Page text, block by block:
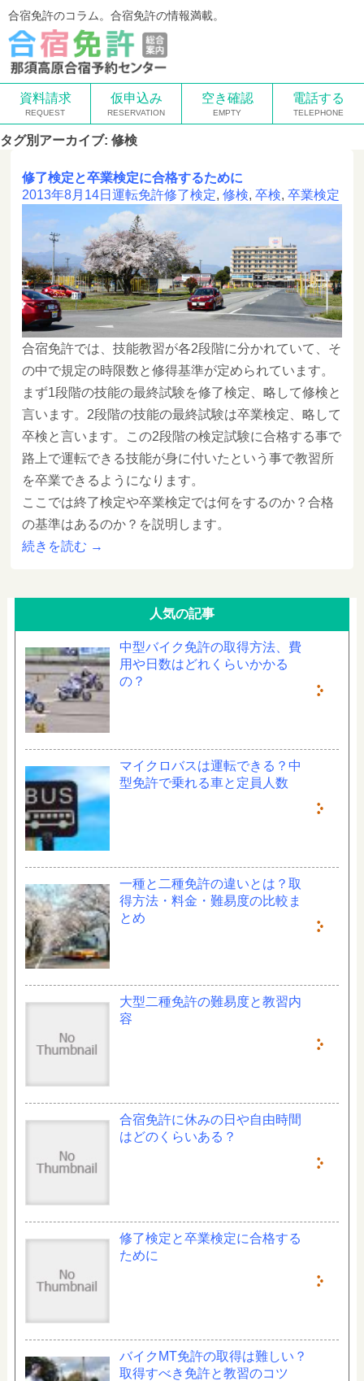
合宿免許のコラム。合宿免許の情報満載。
資料請求 仮申込み 空き確認 電話する
タグ別アーカイブ: 修検
修了検定と卒業検定に合格するために
2013年8月14日 運転免許修了検定, 修検, 卒検, 卒業検定
合宿免許では、技能教習が各2段階に分かれていて、そ
の中で規定の時限数と修得基準が定められています。
まず1段階の技能の最終試験を修了検定、略して修検と
言います。2段階の技能の最終試験は卒業検定、略して
卒検と言います。この2段階の検定試験に合格する事で
路上で運転できる技能が身に付いたという事で教習所
を卒業できるようになります。
ここでは終了検定や卒業検定では何をするのか？合格
の基準はあるのか？を説明します。
続きを読む →
人気の記事
中型バイク免許の取得方法、費
用や日数はどれくらいかかる
の？
マイクロバスは運転できる？中
型免許で乗れる車と定員人数
一種と二種免許の違いとは？取
得方法・料金・難易度の比較ま
とめ
大型二種免許の難易度と教習内
容
合宿免許に休みの日や自由時間
はどのくらいある？
修了検定と卒業検定に合格する
ために
バイクMT免許の取得は難しい？
取得すべき免許と教習のコツ